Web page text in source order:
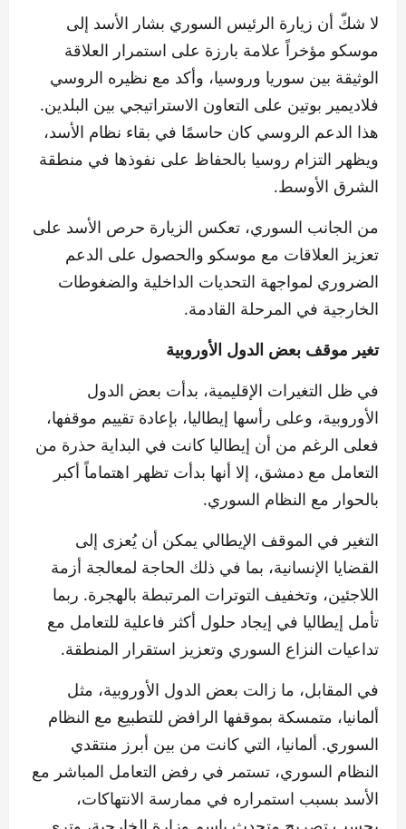
لا شكّ أن زيارة الرئيس السوري بشار الأسد إلى
موسكو مؤخراً علامة بارزة على استمرار العلاقة
الوثيقة بين سوريا وروسيا، وأكد مع نظيره الروسي
فلاديمير بوتين على التعاون الاستراتيجي بين البلدين.
هذا الدعم الروسي كان حاسمًا في بقاء نظام الأسد،
ويظهر التزام روسيا بالحفاظ على نفوذها في منطقة
الشرق الأوسط.
من الجانب السوري، تعكس الزيارة حرص الأسد على
تعزيز العلاقات مع موسكو والحصول على الدعم
الضروري لمواجهة التحديات الداخلية والضغوطات
الخارجية في المرحلة القادمة.
تغير موقف بعض الدول الأوروبية
في ظل التغيرات الإقليمية، بدأت بعض الدول
الأوروبية، وعلى رأسها إيطاليا، بإعادة تقييم موقفها،
فعلى الرغم من أن إيطاليا كانت في البداية حذرة من
التعامل مع دمشق، إلا أنها بدأت تظهر اهتماماً أكبر
بالحوار مع النظام السوري.
التغير في الموقف الإيطالي يمكن أن يُعزى إلى
القضايا الإنسانية، بما في ذلك الحاجة لمعالجة أزمة
اللاجئين، وتخفيف التوترات المرتبطة بالهجرة. ربما
تأمل إيطاليا في إيجاد حلول أكثر فاعلية للتعامل مع
تداعيات النزاع السوري وتعزيز استقرار المنطقة.
في المقابل، ما زالت بعض الدول الأوروبية، مثل
ألمانيا، متمسكة بموقفها الرافض للتطبيع مع النظام
السوري. ألمانيا، التي كانت من بين أبرز منتقدي
النظام السوري، تستمر في رفض التعامل المباشر مع
الأسد بسبب استمراره في ممارسة الانتهاكات،